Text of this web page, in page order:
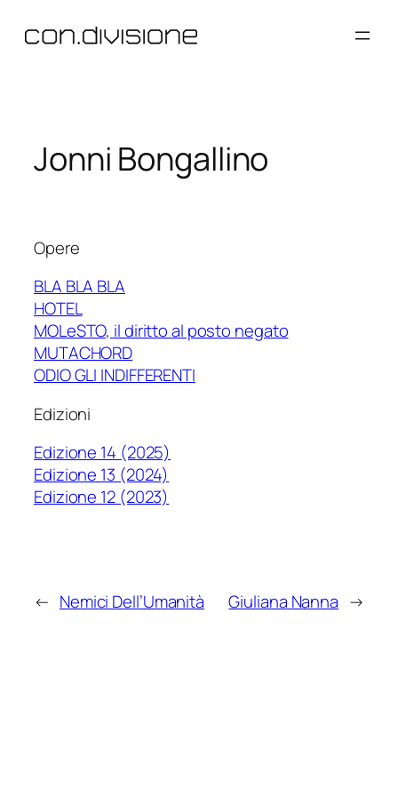
Jonni Bongallino
Opere
BLA BLA BLA
HOTEL
MOLeSTO, il diritto al posto negato
MUTACHORD
ODIO GLI INDIFFERENTI
Edizioni
Edizione 14 (2025)
Edizione 13 (2024)
Edizione 12 (2023)
← Nemici Dell’Umanità Giuliana Nanna →